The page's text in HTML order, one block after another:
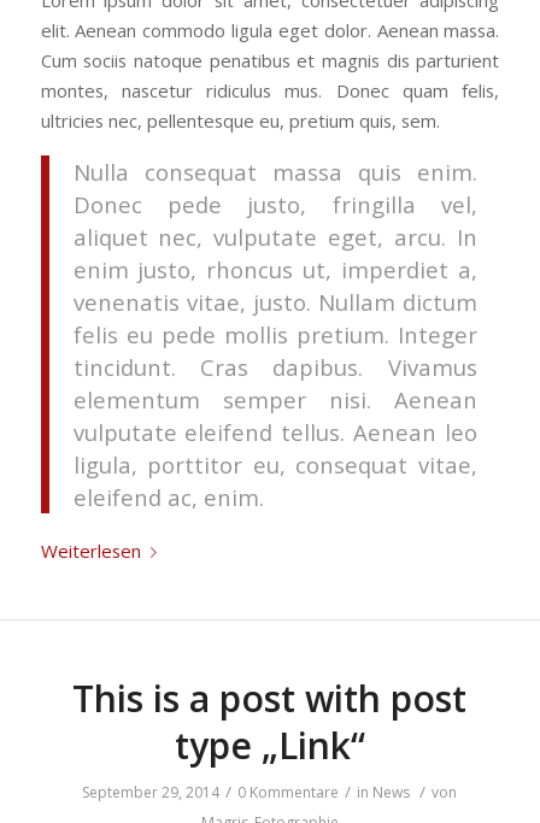
elit. Aenean commodo ligula eget dolor. Aenean massa.
Cum sociis natoque penatibus et magnis dis parturient
montes, nascetur ridiculus mus. Donec quam felis,
ultricies nec, pellentesque eu, pretium quis, sem.
Nulla consequat massa quis enim.
Donec pede justo, fringilla vel,
aliquet nec, vulputate eget, arcu. In
enim justo, rhoncus ut, imperdiet a,
venenatis vitae, justo. Nullam dictum
felis eu pede mollis pretium. Integer
tincidunt. Cras dapibus. Vivamus
elementum semper nisi. Aenean
vulputate eleifend tellus. Aenean leo
ligula, porttitor eu, consequat vitae,
eleifend ac, enim.
Weiterlesen
This is a post with post
type „Link“
September 29, 2014 / 0 Kommentare / in News / von